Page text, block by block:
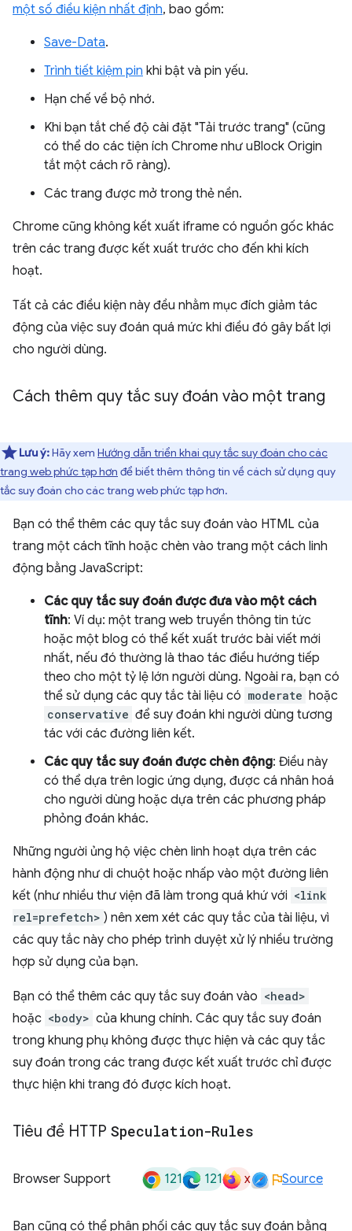
một số điều kiện nhất định, bao gồm:
Save-Data.
Trình tiết kiệm pin khi bật và pin yếu.
Hạn chế về bộ nhớ.
Khi bạn tắt chế độ cài đặt "Tải trước trang" (cũng
có thể do các tiện ích Chrome như uBlock Origin
tắt một cách rõ ràng).
Các trang được mở trong thẻ nền.
Chrome cũng không kết xuất iframe có nguồn gốc khác
trên các trang được kết xuất trước cho đến khi kích
hoạt.
Tất cả các điều kiện này đều nhằm mục đích giảm tác
động của việc suy đoán quá mức khi điều đó gây bất lợi
cho người dùng.
Cách thêm quy tắc suy đoán vào một trang
Lưu ý:Hãy xem Hướng dẫn triển khai quy tắc suy đoán cho các
trang web phức tạp hơn để biết thêm thông tin về cách sử dụng quy
tắc suy đoán cho các trang web phức tạp hơn.
Bạn có thể thêm các quy tắc suy đoán vào HTML của
trang một cách tĩnh hoặc chèn vào trang một cách linh
động bằng JavaScript:
Các quy tắc suy đoán được đưa vào một cách
tĩnh: Ví dụ: một trang web truyền thông tin tức
hoặc một blog có thể kết xuất trước bài viết mới
nhất, nếu đó thường là thao tác điều hướng tiếp
theo cho một tỷ lệ lớn người dùng. Ngoài ra, bạn có
thể sử dụng các quy tắc tài liệu có moderate hoặc
conservative để suy đoán khi người dùng tương
tác với các đường liên kết.
Các quy tắc suy đoán được chèn động: Điều này
có thể dựa trên logic ứng dụng, được cá nhân hoá
cho người dùng hoặc dựa trên các phương pháp
phỏng đoán khác.
Những người ủng hộ việc chèn linh hoạt dựa trên các
hành động như di chuột hoặc nhấp vào một đường liên
kết (như nhiều thư viện đã làm trong quá khứ với <link
rel=prefetch> ) nên xem xét các quy tắc của tài liệu, vì
các quy tắc này cho phép trình duyệt xử lý nhiều trường
hợp sử dụng của bạn.
Bạn có thể thêm các quy tắc suy đoán vào <head>
hoặc <body> của khung chính. Các quy tắc suy đoán
trong khung phụ không được thực hiện và các quy tắc
suy đoán trong các trang được kết xuất trước chỉ được
thực hiện khi trang đó được kích hoạt.
Tiêu đề HTTP Speculation-Rules
Browser Support 121 121 x Source
Bạn cũng có thể phân phối các quy tắc suy đoán bằng